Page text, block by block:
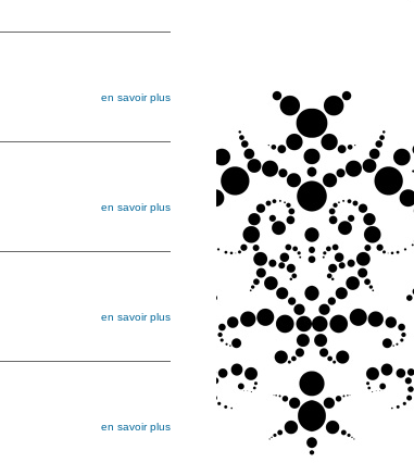
en savoir plus
en savoir plus
en savoir plus
en savoir plus